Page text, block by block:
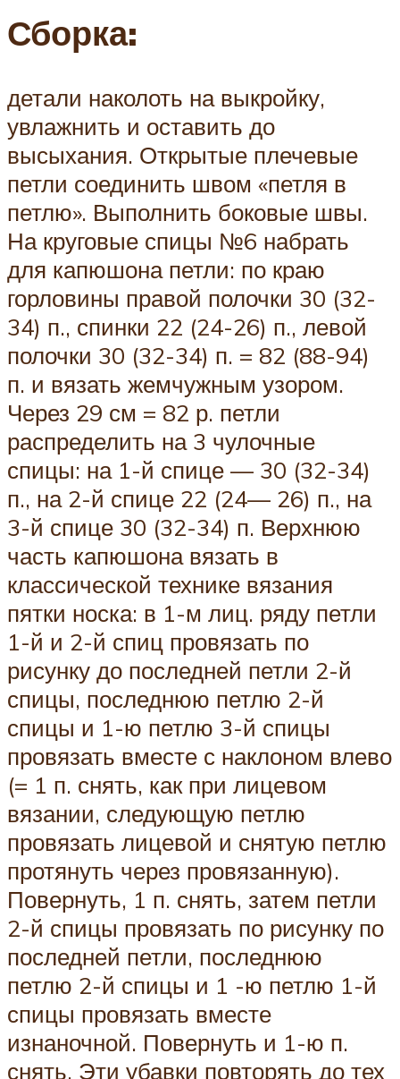
Сборка:
детали наколоть на выкройку,
увлажнить и оставить до
высыхания. Открытые плечевые
петли соединить швом «петля в
петлю». Выполнить боковые швы.
На круговые спицы №6 набрать
для капюшона петли: по краю
горловины правой полочки 30 (32-
34) п., спинки 22 (24-26) п., левой
полочки 30 (32-34) п. = 82 (88-94)
п. и вязать жемчужным узором.
Через 29 см = 82 р. петли
распределить на 3 чулочные
спицы: на 1-й спице — 30 (32-34)
п., на 2-й спице 22 (24— 26) п., на
3-й спице 30 (32-34) п. Верхнюю
часть капюшона вязать в
классической технике вязания
пятки носка: в 1-м лиц. ряду петли
1-й и 2-й спиц провязать по
рисунку до последней петли 2-й
спицы, последнюю петлю 2-й
спицы и 1-ю петлю 3-й спицы
провязать вместе с наклоном влево
(= 1 п. снять, как при лицевом
вязании, следующую петлю
провязать лицевой и снятую петлю
протянуть через провязанную).
Повернуть, 1 п. снять, затем петли
2-й спицы провязать по рисунку по
последней петли, последнюю
петлю 2-й спицы и 1 -ю петлю 1-й
спицы провязать вместе
изнаночной. Повернуть и 1-ю п.
снять. Эти убавки повторять до тех